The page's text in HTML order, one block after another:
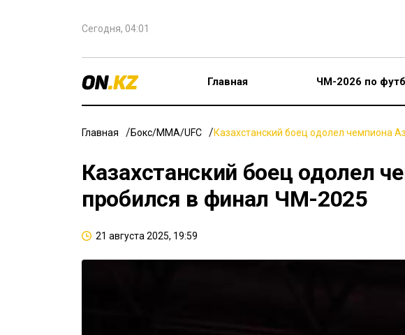
Сегодня, 04:01
Главная ЧМ-2026 по
Главная Бокс/ММА/UFC Казахстанский боец одолел чемпиона
Казахстанский боец одолел
пробился в финал ЧМ-2025
21 августа 2025, 19:59